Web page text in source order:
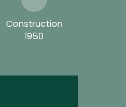
Construction
1950